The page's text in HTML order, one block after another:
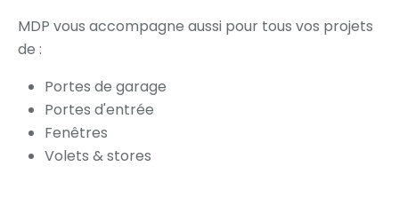
MDP vous accompagne aussi pour tous vos projets
de :
Portes de garage
Portes d'entrée
Fenêtres
Volets & stores